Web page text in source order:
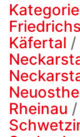
Käfertal /
Rheinau /